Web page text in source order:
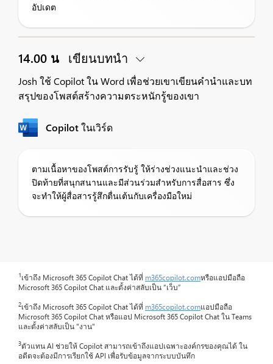
อัปเดต
14.00 น เขียนบทนำ
Josh ใช้ Copilot ใน Word เพื่อช่วยเขาเขียนคำนำและบท
สรุปของโพสต์สร้างความตระหนักรู้ของเขา
Copilot ในเวิร์ด
ตามเนื้อหาของโพสต์การรับรู้ ให้ร่างช่วงแนะนำและช่วง
ปิดท้ายที่สนุกสนานและมีส่วนร่วมสำหรับการสื่อสาร ซึ่ง
จะทำให้ผู้สื่อสารรู้สึกตื่นเต้นกับเครื่องมือใหม่
1เข้าถึง Microsoft 365 Copilot Chat ได้ที่ m365copilot.comหรือแอปมือถือ
Microsoft 365 Copilot Chat และตั้งค่าสลับเป็น “เว็บ”
2เข้าถึง Microsoft 365 Copilot Chat ได้ที่ m365copilot.comแอปมือถือ
Microsoft 365 Copilot Chat หรือแอป Microsoft 365 Copilot Chat ใน Teams
และตั้งค่าสลับเป็น "งาน"
3ตัวแทน AI ช่วยให้ Copilot สามารถเข้าถึงแอปเฉพาะองค์กรของคุณได้ ใน
อดีตจะต้องมีการเรียกใช้ API เพื่อรับข้อมูลจากระบบบันทึก